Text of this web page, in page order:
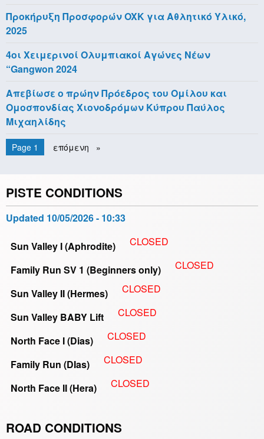
Προκήρυξη Προσφορών OXK για Αθλητικό Υλικό,
2025
4οι Χειμερινοί Ολυμπιακοί Αγώνες Νέων
“Gangwon 2024
Απεβίωσε ο πρώην Πρόεδρος του Ομίλου και
Ομοσπονδίας Χιονοδρόμων Κύπρου Παύλος
Μιχαηλίδης
Pagination
You're on
Page 1
Next
επόμενη
PISTE CONDITIONS
Updated 10/05/2026 - 10:33
Sun Valley I (Aphrodite) CLOSED
Family Run SV 1 (Beginners only) CLOSED
Sun Valley II (Hermes) CLOSED
Sun Valley BABY Lift CLOSED
North Face I (Dias) CLOSED
Family Run (DIas) CLOSED
North Face II (Hera) CLOSED
ROAD CONDITIONS